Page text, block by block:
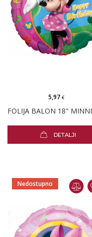
5,97€
DETALJI
Nedostupno